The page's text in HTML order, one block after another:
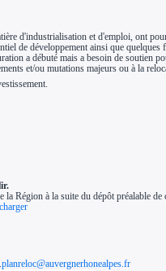
d'industrialisation et d'emploi, ont
de développement ainsi que
a débuté mais a besoin de soutien
et/ou mutations majeurs ou à la
Région à la suite du dépôt préalable
planreloc@auvergnerhonealpes.fr